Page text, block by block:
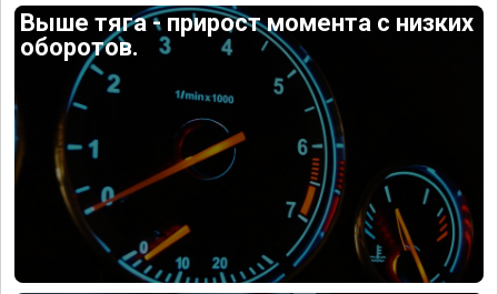
Выше тяга - прирост момента с низких
оборотов.